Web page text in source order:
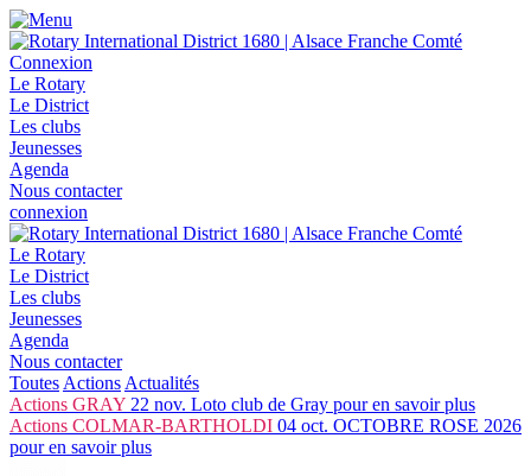
Connexion
Le Rotary
Le District
Les clubs
Jeunesses
Agenda
Nous contacter
connexion
Le Rotary
Le District
Les clubs
Jeunesses
Agenda
Nous contacter
Toutes Actions Actualités
Actions GRAY 22 nov. Loto club de Gray pour en savoir plus
Actions COLMAR-BARTHOLDI 04 oct. OCTOBRE ROSE 2026
pour en savoir plus